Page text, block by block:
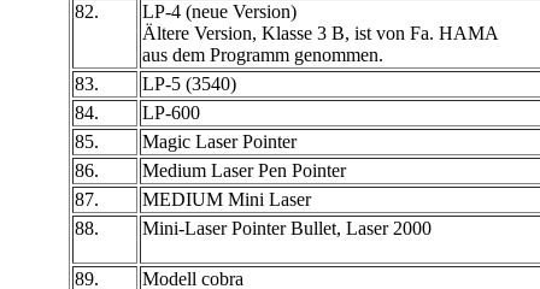
82.
LP-4 (neue Version)
Ältere Version, Klasse 3 B, ist von Fa. HAMA
aus dem Programm genommen.
83.
LP-5 (3540)
84.
LP-600
85.
Magic Laser Pointer
86.
Medium Laser Pen Pointer
87.
MEDIUM Mini Laser
88.
Mini-Laser Pointer Bullet, Laser 2000
89. Modell cobra